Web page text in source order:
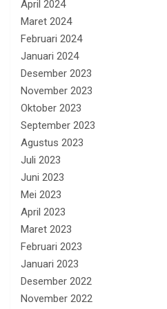
April 2024
Maret 2024
Februari 2024
Januari 2024
Desember 2023
November 2023
Oktober 2023
September 2023
Agustus 2023
Juli 2023
Juni 2023
Mei 2023
April 2023
Maret 2023
Februari 2023
Januari 2023
Desember 2022
November 2022